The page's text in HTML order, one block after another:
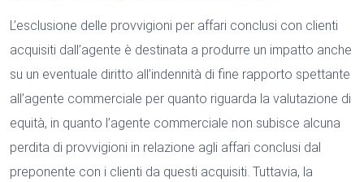
L’esclusione delle provvigioni per affari conclusi con clienti
acquisiti dall’agente è destinata a produrre un impatto anche
su un eventuale diritto all’indennità di fine rapporto spettante
all’agente commerciale per quanto riguarda la valutazione di
equità, in quanto l’agente commerciale non subisce alcuna
perdita di provvigioni in relazione agli affari conclusi dal
preponente con i clienti da questi acquisiti. Tuttavia, la